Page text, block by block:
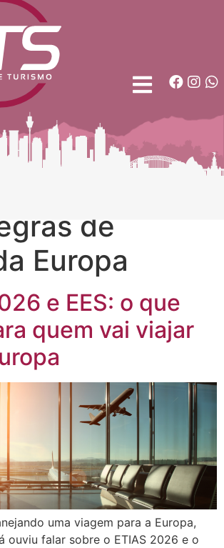
de
Europa
e EES: o que
quem vai viajar
uma viagem para a Europa,
ouviu falar sobre o ETIAS 2026 e o